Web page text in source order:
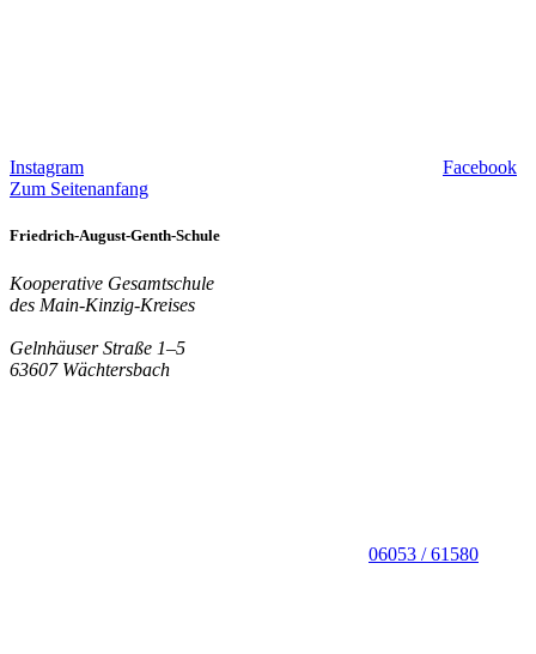
Instagram
Facebook
Zum Seitenanfang
Friedrich-August-Genth-Schule
Kooperative Gesamtschule
des Main-Kinzig-Kreises
Gelnhäuser Straße 1–5
63607 Wächtersbach
06053 / 61580